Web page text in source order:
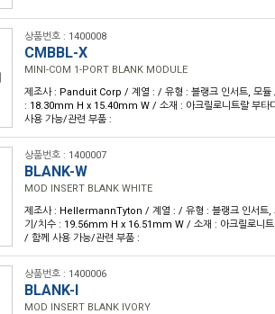
상품번호 : 1400008
CMBBL-X
MINI-COM 1-PORT BLANK MODULE
제조사 : Panduit Corp / 계열 : / 유형 : 블랭크 인서트, 모
: 18.30mm H x 15.40mm W / 소재 : 아크릴로니트랄 부타
사용 가능/관련 부품 :
상품번호 : 1400007
BLANK-W
MOD INSERT BLANK WHITE
제조사 : HellermannTyton / 계열 : / 유형 : 블랭크 인서트,
기/치수 : 19.56mm H x 16.51mm W / 소재 : 아크릴로니트
/ 함께 사용 가능/관련 부품 :
상품번호 : 1400006
BLANK-I
MOD INSERT BLANK IVORY